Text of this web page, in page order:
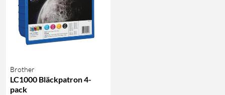
Brother
LC1000 Bläckpatron 4-
pack